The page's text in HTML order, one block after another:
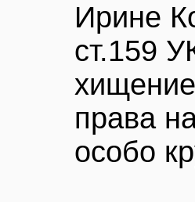
Ирине
ст.159
права
особо